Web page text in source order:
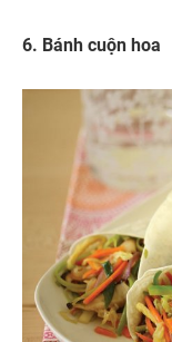
6. Bánh cuộn hoa